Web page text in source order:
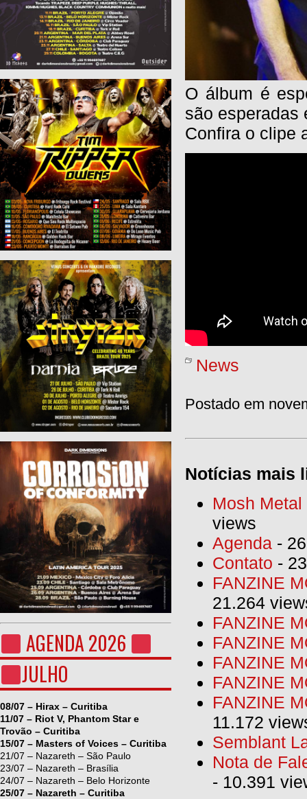
AGENDA 2026
JULHO
08/07 – Hirax – Curitiba
11/07 – Riot V, Phantom Star e
Trovão – Curitiba
15/07 – Masters of Voices – Curitiba
21/07 – Nazareth – São Paulo
23/07 – Nazareth – Brasília
24/07 – Nazareth – Belo Horizonte
25/07 – Nazareth – Curitiba
O álbum é
são esperadas
Confira o clipe
News
Postado em
Notícias mais
Mosh
views
Agenda -
Contato -
FANZINE
21.264
FANZINE
FANZINE
FANZINE
FANZINE
FANZINE
11.172
Semblant
Nota de
- 10.391